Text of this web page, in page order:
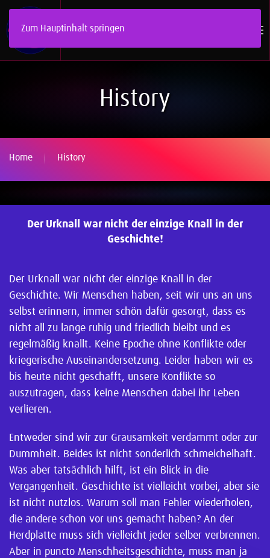
Zum Hauptinhalt springen
History
Home History
Der Urknall war nicht der einzige Knall in der
Geschichte!
Der Urknall war nicht der einzige Knall in der
Geschichte. Wir Menschen haben, seit wir uns an uns
selbst erinnern, immer schön dafür gesorgt, dass es
nicht all zu lange ruhig und friedlich bleibt und es
regelmäßig knallt. Keine Epoche ohne Konflikte oder
kriegerische Auseinandersetzung. Leider haben wir es
bis heute nicht geschafft, unsere Konflikte so
auszutragen, dass keine Menschen dabei ihr Leben
verlieren.
Entweder sind wir zur Grausamkeit verdammt oder zur
Dummheit. Beides ist nicht sonderlich schmeichelhaft.
Was aber tatsächlich hilft, ist ein Blick in die
Vergangenheit. Geschichte ist vielleicht vorbei, aber sie
ist nicht nutzlos. Warum soll man Fehler wiederholen,
die andere schon vor uns gemacht haben? An der
Herdplatte muss sich vielleicht jeder selber verbrennen.
Aber in puncto Menschheitsgeschichte, muss man ja